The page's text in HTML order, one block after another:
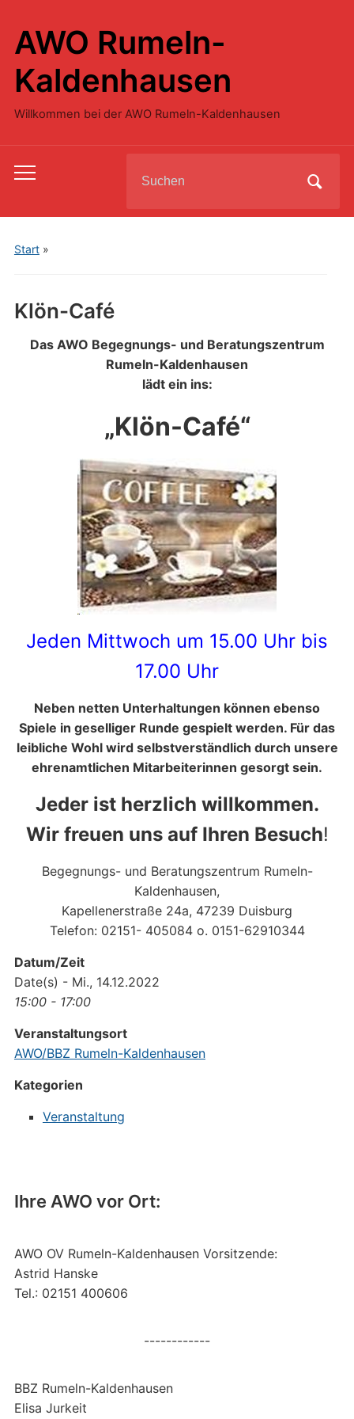
AWO Rumeln-
Kaldenhausen
Willkommen bei der AWO Rumeln-Kaldenhausen
Toggle
menu
for:
Start»
Ihre AWO vor Ort:
AWO OV Rumeln-Kaldenhausen Vorsitzende:
Astrid Hanske
Tel.: 02151 400606
------------
BBZ Rumeln-Kaldenhausen
Elisa Jurkeit
Klön-Café
Das AWO Begegnungs- und Beratungszentrum
Rumeln-Kaldenhausen
lädt ein ins:
„Klön-Café“
Jeden Mittwoch um 15.00 Uhr bis
17.00 Uhr
Neben netten Unterhaltungen können ebenso
Spiele in geselliger Runde gespielt werden. Für das
leibliche Wohl wird selbstverständlich durch unsere
ehrenamtlichen Mitarbeiterinnen gesorgt sein.
Jeder ist herzlich willkommen.
Wir freuen uns auf Ihren Besuch!
Begegnungs- und Beratungszentrum Rumeln-
Kaldenhausen,
Kapellenerstraße 24a, 47239 Duisburg
Telefon: 02151- 405084 o. 0151-62910344
Datum/Zeit
Date(s) - Mi., 14.12.2022
15:00 - 17:00
Veranstaltungsort
AWO/BBZ Rumeln-Kaldenhausen
Kategorien
Veranstaltung